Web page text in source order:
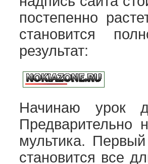
постепенно
становится
результат:
Начинаю урок
Предварительно
мультика.
становится все